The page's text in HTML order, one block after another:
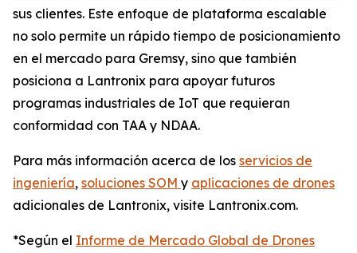
sus clientes. Este enfoque de plataforma escalable
no solo permite un rápido tiempo de posicionamiento
en el mercado para Gremsy, sino que también
posiciona a Lantronix para apoyar futuros
programas industriales de IoT que requieran
conformidad con TAA y NDAA.
Para más información acerca de los servicios de
ingeniería, soluciones SOM y aplicaciones de drones
adicionales de Lantronix, visite Lantronix.com.
*Según el Informe de Mercado Global de Drones